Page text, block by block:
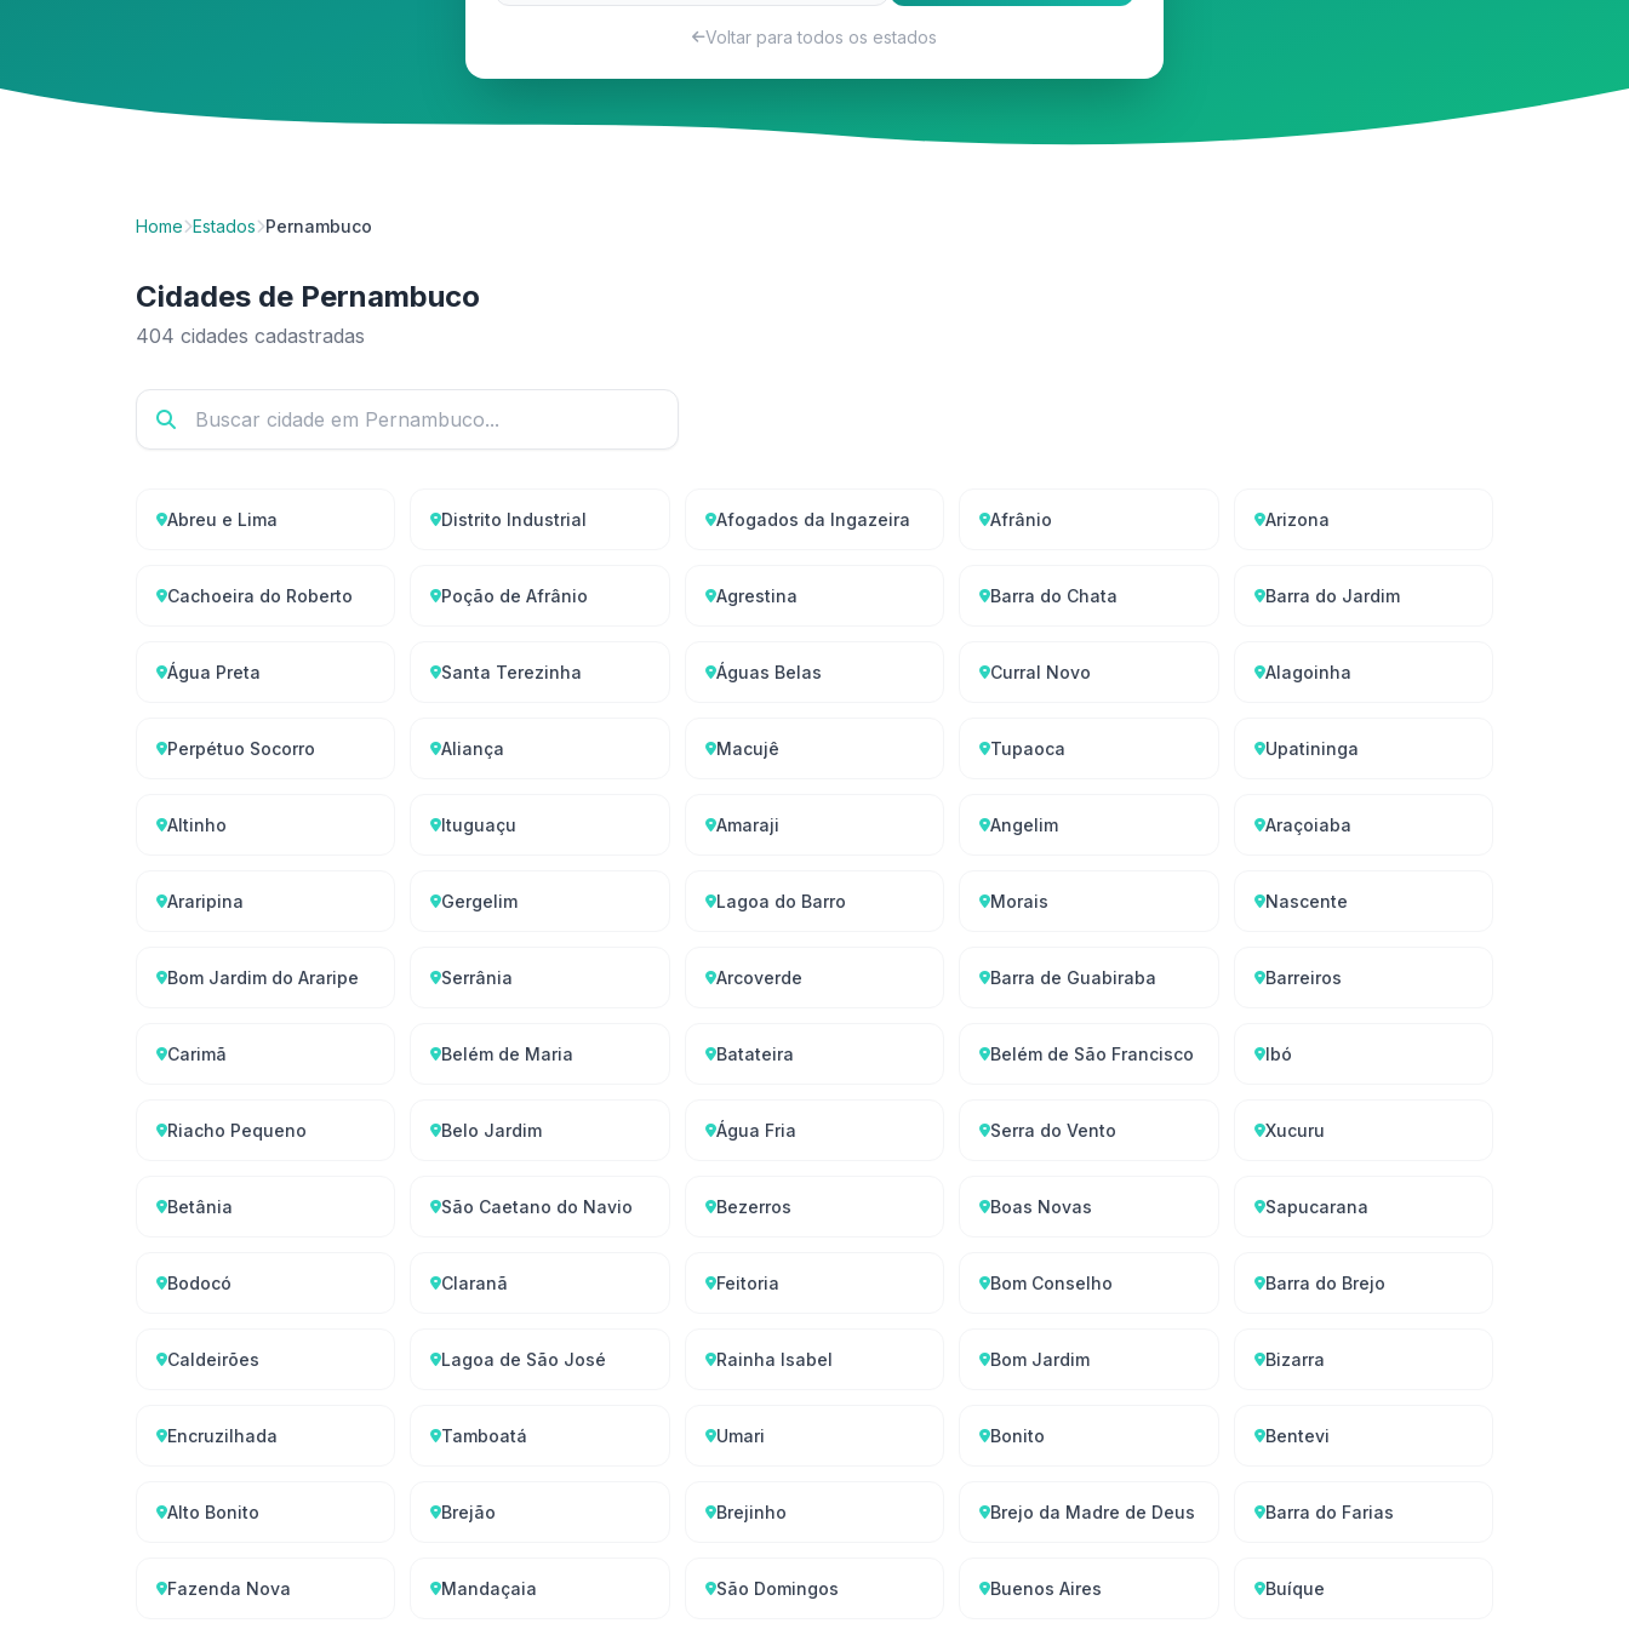
Voltar para todos os estados
Home Estados Pernambuco
Cidades de Pernambuco
404 cidades cadastradas
Abreu e Lima Distrito Industrial Afogados da Ingazeira Afrânio Arizona
Cachoeira do Roberto Poção de Afrânio Agrestina Barra do Chata Barra do Jardim
Água Preta Santa Terezinha Águas Belas Curral Novo Alagoinha
Perpétuo Socorro Aliança Macujê Tupaoca Upatininga
Altinho Ituguaçu Amaraji Angelim Araçoiaba
Araripina Gergelim Lagoa do Barro Morais Nascente
Bom Jardim do Araripe Serrânia Arcoverde Barra de Guabiraba Barreiros
Carimã Belém de Maria Batateira Belém de São Francisco Ibó
Riacho Pequeno Belo Jardim Água Fria Serra do Vento Xucuru
Betânia São Caetano do Navio Bezerros Boas Novas Sapucarana
Bodocó Claranã Feitoria Bom Conselho Barra do Brejo
Caldeirões Lagoa de São José Rainha Isabel Bom Jardim Bizarra
Encruzilhada Tamboatá Umari Bonito Bentevi
Alto Bonito Brejão Brejinho Brejo da Madre de Deus Barra do Farias
Fazenda Nova Mandaçaia São Domingos Buenos Aires Buíque